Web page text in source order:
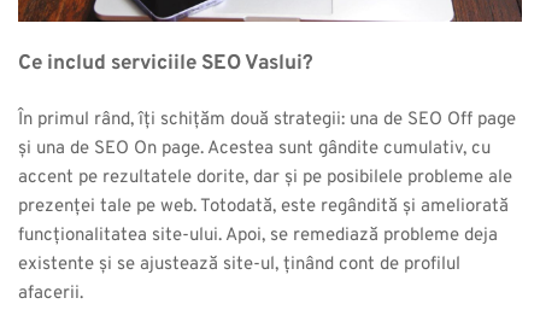
Ce includ serviciile SEO Vaslui?
În primul rând, îți schițăm două strategii: una de SEO Off page
și una de SEO On page. Acestea sunt gândite cumulativ, cu
accent pe rezultatele dorite, dar și pe posibilele probleme ale
prezenței tale pe web. Totodată, este regândită și ameliorată
funcționalitatea site-ului. Apoi, se remediază probleme deja
existente și se ajustează site-ul, ținând cont de profilul
afacerii.